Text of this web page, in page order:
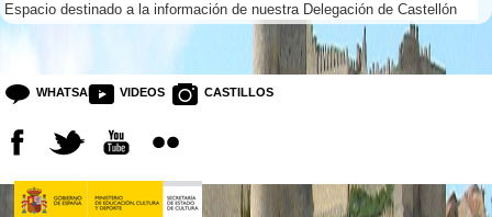
Espacio destinado a la información de nuestra Delegación de Castellón
WHATSAPP VIDEOS CASTILLOS